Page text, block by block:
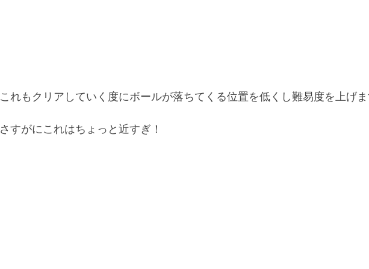
これもクリアしていく度にボールが落ちてくる位置を低くし難易度を上げ
さすがにこれはちょっと近すぎ！